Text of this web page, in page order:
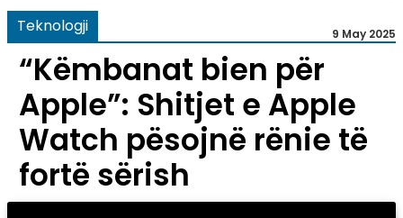
Teknologji 9 May 2025
“Këmbanat bien për
Apple”: Shitjet e Apple
Watch pësojnë rënie të
fortë sërish